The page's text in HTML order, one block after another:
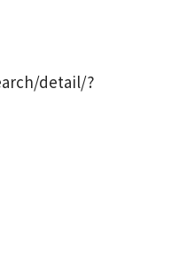
detail/?